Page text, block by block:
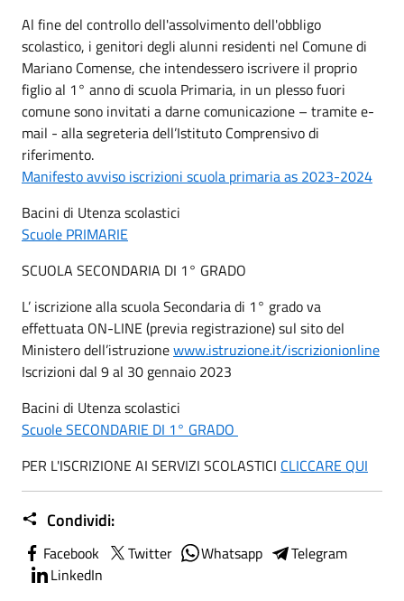
Al fine del controllo dell'assolvimento dell'obbligo
scolastico, i genitori degli alunni residenti nel Comune di
Mariano Comense, che intendessero iscrivere il proprio
figlio al 1° anno di scuola Primaria, in un plesso fuori
comune sono invitati a darne comunicazione – tramite e-
mail - alla segreteria dell’Istituto Comprensivo di
riferimento.
Manifesto avviso iscrizioni scuola primaria as 2023-2024
Bacini di Utenza scolastici
Scuole PRIMARIE
SCUOLA SECONDARIA DI 1° GRADO
L’ iscrizione alla scuola Secondaria di 1° grado va
effettuata ON-LINE (previa registrazione) sul sito del
Ministero dell’istruzionewww.istruzione.it/iscrizionionline
Iscrizioni dal 9 al 30 gennaio 2023
Bacini di Utenza scolastici
Scuole SECONDARIE DI 1° GRADO
PER L'ISCRIZIONE AI SERVIZI SCOLASTICI CLICCARE QUI
Condividi:
Facebook Twitter Whatsapp
Telegram
LinkedIn